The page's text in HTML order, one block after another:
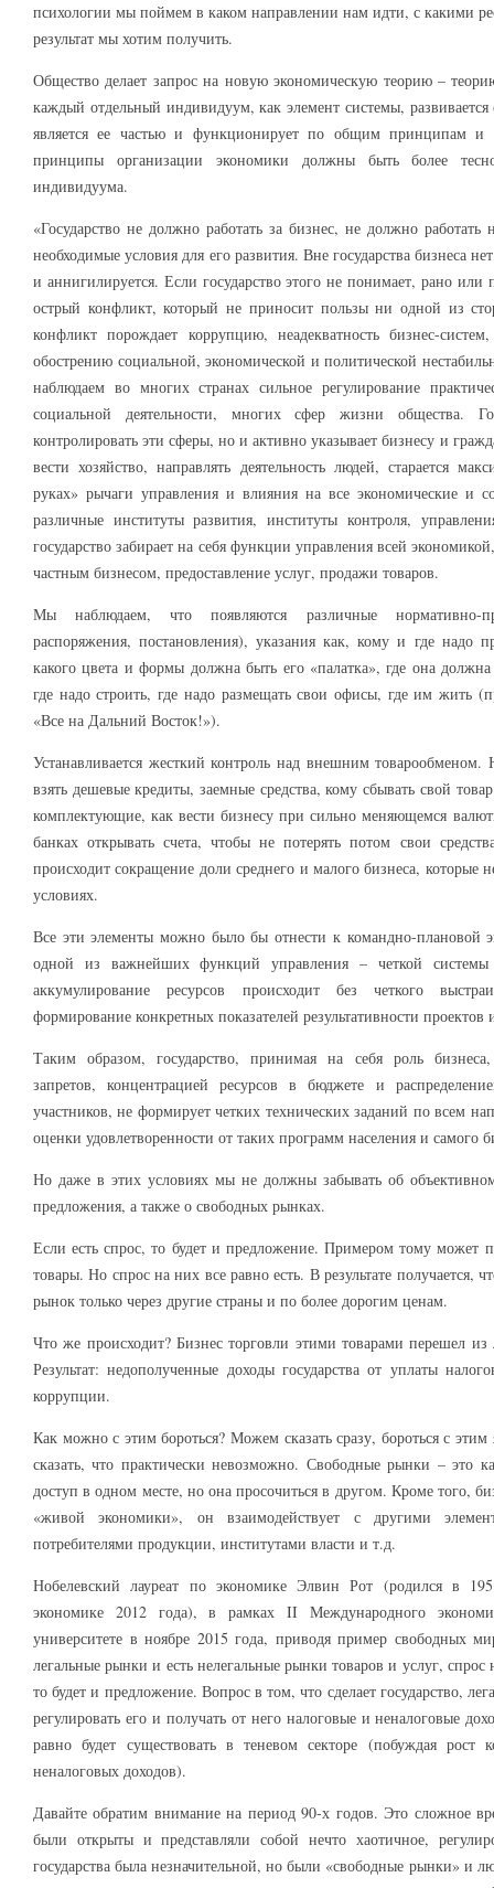
психологии мы поймем в каком направлении нам идти, с какими
результат мы хотим получить.
Общество делает запрос на новую экономическую теорию –
каждый отдельный индивидуум, как элемент системы,
является ее частью и функционирует по общим принципам
принципы организации экономики должны быть более
индивидуума.
«Государство не должно работать за бизнес, не должно работать
необходимые условия для его развития. Вне государства бизнеса
и аннигилируется. Если государство этого не понимает, рано или
острый конфликт, который не приносит пользы ни одной из
конфликт порождает коррупцию, неадекватность бизнес-
обострению социальной, экономической и политической
наблюдаем во многих странах сильное регулирование
социальной деятельности, многих сфер жизни общества.
контролировать эти сферы, но и активно указывает бизнесу и
вести хозяйство, направлять деятельность людей, старается
руках» рычаги управления и влияния на все экономические и
различные институты развития, институты контроля,
государство забирает на себя функции управления всей
частным бизнесом, предоставление услуг, продажи товаров.
Мы наблюдаем, что появляются различные нормативно-
распоряжения, постановления), указания как, кому и где надо
какого цвета и формы должна быть его «палатка», где она должна
где надо строить, где надо размещать свои офисы, где им жить
«Все на Дальний Восток!»).
Устанавливается жесткий контроль над внешним
взять дешевые кредиты, заемные средства, кому сбывать свой
комплектующие, как вести бизнесу при сильно меняющемся
банках открывать счета, чтобы не потерять потом свои
происходит сокращение доли среднего и малого бизнеса, которые
условиях.
Все эти элементы можно было бы отнести к командно-плановой
одной из важнейших функций управления – четкой системы
аккумулирование ресурсов происходит без четкого
формирование конкретных показателей результативности проектов
Таким образом, государство, принимая на себя роль бизнеса,
запретов, концентрацией ресурсов в бюджете и
участников, не формирует четких технических заданий по всем
оценки удовлетворенности от таких программ населения и самого
Но даже в этих условиях мы не должны забывать об
предложения, а также о свободных рынках.
Если есть спрос, то будет и предложение. Примером тому может
товары. Но спрос на них все равно есть. В результате получается,
рынок только через другие страны и по более дорогим ценам.
Что же происходит? Бизнес торговли этими товарами перешел из
Результат: недополученные доходы государства от уплаты
коррупции.
Как можно с этим бороться? Можем сказать сразу, бороться с
сказать, что практически невозможно. Свободные рынки – это
доступ в одном месте, но она просочиться в другом. Кроме того,
«живой экономики», он взаимодействует с другими
потребителями продукции, институтами власти и т.д.
Нобелевский лауреат по экономике Элвин Рот (родился в
экономике 2012 года), в рамках II Международного
университете в ноябре 2015 года, приводя пример свободных
легальные рынки и есть нелегальные рынки товаров и услуг, спрос
то будет и предложение. Вопрос в том, что сделает государство,
регулировать его и получать от него налоговые и неналоговые
равно будет существовать в теневом секторе (побуждая
неналоговых доходов).
Давайте обратим внимание на период 90-х годов. Это сложное
были открыты и представляли собой нечто хаотичное,
государства была незначительной, но были «свободные рынки» и